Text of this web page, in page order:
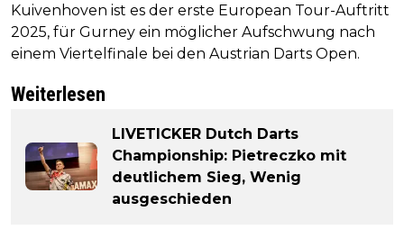
Kuivenhoven ist es der erste European Tour-Auftritt
2025, für Gurney ein möglicher Aufschwung nach
einem Viertelfinale bei den Austrian Darts Open.
Weiterlesen
LIVETICKER Dutch Darts
Championship: Pietreczko mit
deutlichem Sieg, Wenig
ausgeschieden